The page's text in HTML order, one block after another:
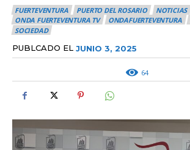
FUERTEVENTURA PUERTO DEL ROSARIO
NOTICIAS
ONDA FUERTEVENTURA TV
ONDAFUERTEVENTURA
SOCIEDAD
PUBLCADO EL JUNIO 3, 2025
64